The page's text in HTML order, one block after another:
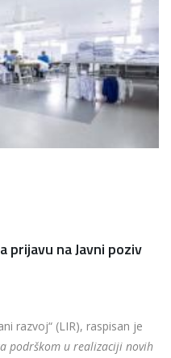
prijavu na Javni poziv
razvoj“ (LIR), raspisan je
podrškom u realizaciji novih